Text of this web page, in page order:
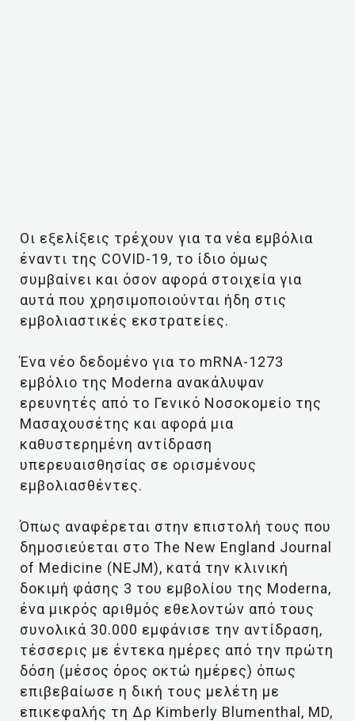
Οι εξελίξεις τρέχουν για τα νέα εμβόλια
έναντι της COVID-19, το ίδιο όμως
συμβαίνει και όσον αφορά στοιχεία για
αυτά που χρησιμοποιούνται ήδη στις
εμβολιαστικές εκστρατείες.
Ένα νέο δεδομένο για το mRNA-1273
εμβόλιο της Moderna ανακάλυψαν
ερευνητές από το Γενικό Νοσοκομείο της
Μασαχουσέτης και αφορά μια
καθυστερημένη αντίδραση
υπερευαισθησίας σε ορισμένους
εμβολιασθέντες.
Όπως αναφέρεται στην επιστολή τους που
δημοσιεύεται στο The New England Journal
of Medicine (NEJM), κατά την κλινική
δοκιμή φάσης 3 του εμβολίου της Moderna,
ένα μικρός αριθμός εθελοντών από τους
συνολικά 30.000 εμφάνισε την αντίδραση,
τέσσερις με έντεκα ημέρες από την πρώτη
δόση (μέσος όρος οκτώ ημέρες) όπως
επιβεβαίωσε η δική τους μελέτη με
επικεφαλής τη Δρ Kimberly Blumenthal, MD,